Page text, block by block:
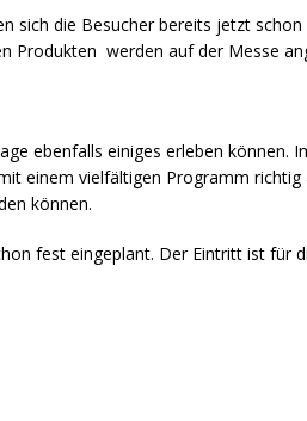
sich die Besucher bereits jetzt
Produkten werden auf der Messe
ebenfalls einiges erleben können.
einem vielfältigen Programm
können.
fest eingeplant. Der Eintritt ist für